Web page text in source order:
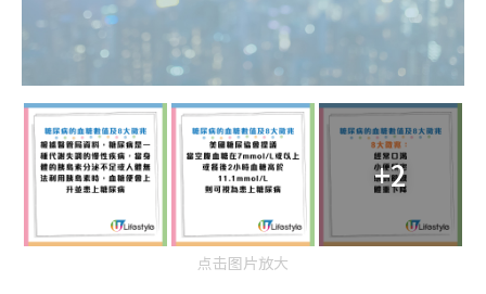
+2
点击图片放大